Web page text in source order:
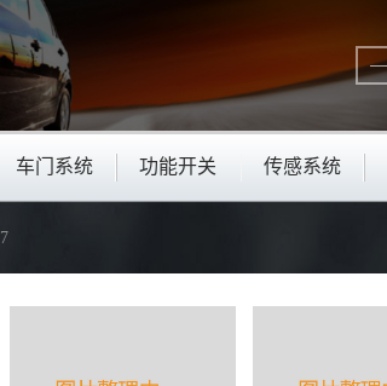
车门系统 功能开关 传感系统